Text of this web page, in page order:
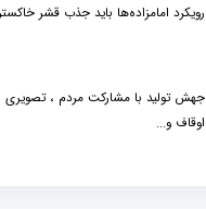
رویکرد امامزاده‌ها باید جذب قشر
جهش تولید با مشارکت مردم ، تصویری
اوقاف و...